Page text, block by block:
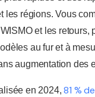
les régions. Vous
et les retours,
au fur et à
augmentation des
en 2024, 81 %